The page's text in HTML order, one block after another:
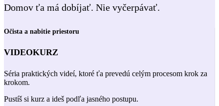
Domov ťa má dobíjať. Nie vyčerpávať.
Očista a nabitie priestoru
VIDEOKURZ
Séria praktických videí, ktoré ťa prevedú celým procesom krok za
krokom.
Pustíš si kurz a ideš podľa jasného postupu.